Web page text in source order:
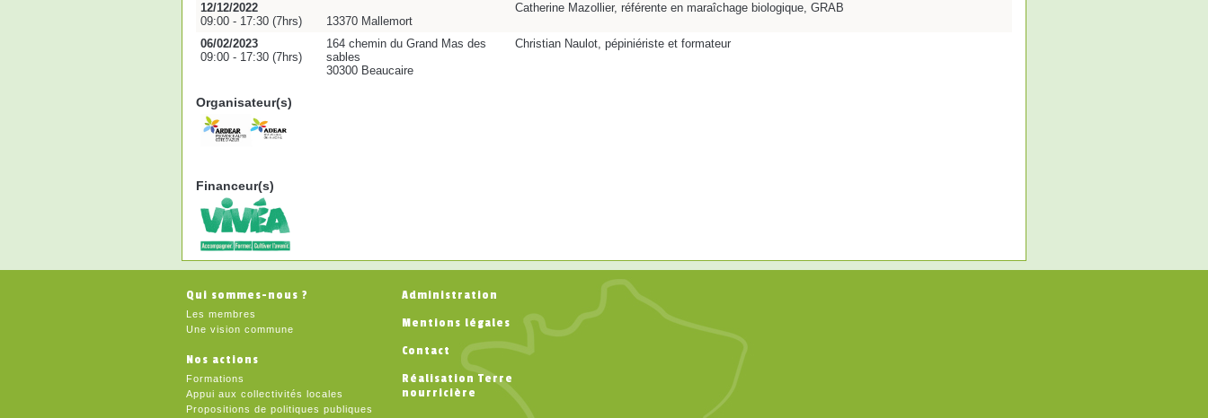
12/12/2022
09:00 - 17:30 (7hrs)
13370 Mallemort
Catherine Mazollier, référente en maraîchage biologique, GRAB
06/02/2023
09:00 - 17:30 (7hrs)
164 chemin du Grand Mas des
sables
30300 Beaucaire
Christian Naulot, pépiniériste et formateur
Organisateur(s)
Financeur(s)
Qui sommes-nous ?
Les membres
Une vision commune
Nos actions
Formations
Appui aux collectivités locales
Propositions de politiques publiques
Administration
Mentions légales
Contact
Réalisation Terre
nourricière